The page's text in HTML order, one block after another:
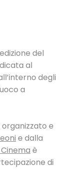
del
al
degli
a
organizzato e
e dalla
è
di